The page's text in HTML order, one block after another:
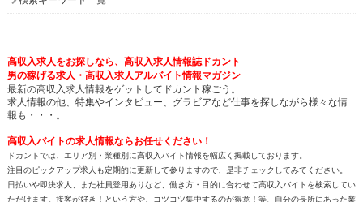
日払いや即決求人、また社員登用ありなど、働き方・目的に合わせて高収入バイトを検索してい
ただけます。接客が好き！という方や、コツコツ集中するのが得意！等、自分の長所にあった業
種で高収入求人を探してみませんか？
人気のPCオペレーター、PC入力の求人もたくさん掲載しています。PCを使って、各種数値化さ
れたデータ情報を入力したり原稿を書いたりするのがPCオペレーターの主な業務です。未経験
の方でも可能なお仕事で、将来のPCスキルアップも見込めます。新着求人情報も続々追加して
おりますので、きっとアナタに合ったバイトが見つかります。
面白特集ページもたっぷりご用意しておりますので、どうぞ楽しみながら求人を探してくださ
い！
高収入バイトをお探しなら、日払いや即決求人を多数掲載している高収入求人情報誌ドカントへ